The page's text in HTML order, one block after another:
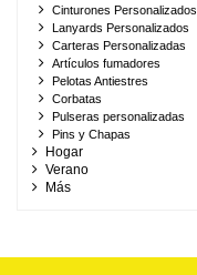
Cinturones Personalizados
Lanyards Personalizados
Carteras Personalizadas
Artículos fumadores
Pelotas Antiestres
Corbatas
Pulseras personalizadas
Pins y Chapas
Hogar
Verano
Más